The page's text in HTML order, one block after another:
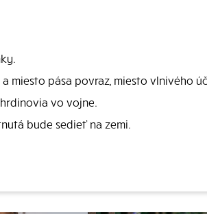
miesto pása povraz, miesto vlnivého
vo vojne.
bude sedieť na zemi.